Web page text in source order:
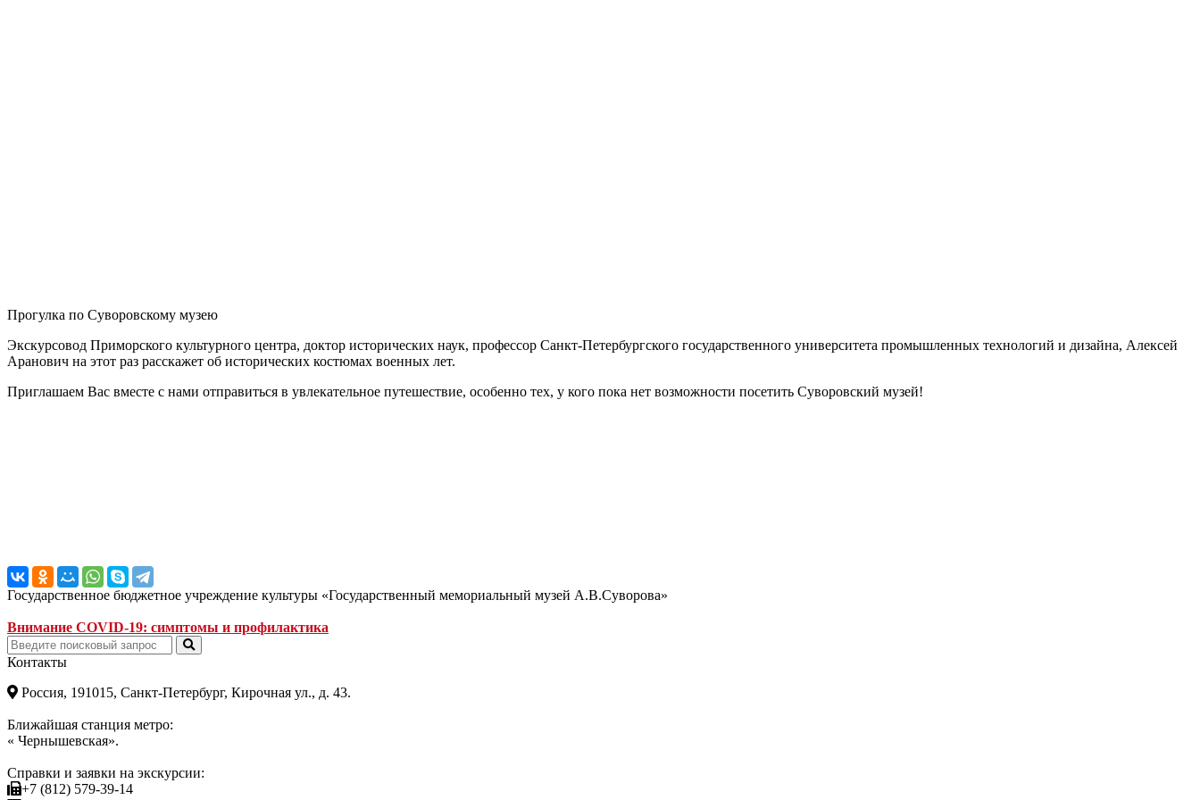
Прогулка по Суворовскому музею
Экскурсовод Приморского культурного центра, доктор исторических наук, профессор Санкт-Петербургского государственного университета промышленных технологий и дизайна, Алексей
Аранович на этот раз расскажет об исторических костюмах военных лет.
Приглашаем Вас вместе с нами отправиться в увлекательное путешествие, особенно тех, у кого пока нет возможности посетить Суворовский музей!
Государственное бюджетное учреждение культуры «Государственный мемориальный музей А.В.Суворова»
Внимание COVID-19: симптомы и профилактика
Контакты
Россия, 191015, Санкт-Петербург, Кирочная ул., д. 43.
Ближайшая станция метро:
« Чернышевская».
Справки и заявки на экскурсии:
+7 (812) 579-39-14